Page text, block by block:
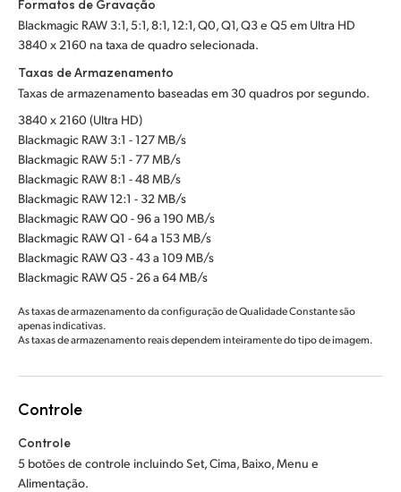
Formatos de Gravação
Blackmagic RAW 3:1, 5:1, 8:1, 12:1, Q0, Q1, Q3 e Q5 em Ultra HD
3840 x 2160 na taxa de quadro selecionada.
Taxas de Armazenamento
Taxas de armazenamento baseadas em 30 quadros por segundo.
3840 x 2160 (Ultra HD)
Blackmagic RAW 3:1 - 127 MB/s
Blackmagic RAW 5:1 - 77 MB/s
Blackmagic RAW 8:1 - 48 MB/s
Blackmagic RAW 12:1 - 32 MB/s
Blackmagic RAW Q0 - 96 a 190 MB/s
Blackmagic RAW Q1 - 64 a 153 MB/s
Blackmagic RAW Q3 - 43 a 109 MB/s
Blackmagic RAW Q5 - 26 a 64 MB/s
As taxas de armazenamento da configuração de Qualidade Constante são
apenas indicativas.
As taxas de armazenamento reais dependem inteiramente do tipo de imagem.
Controle
Controle
5 botões de controle incluindo Set, Cima, Baixo, Menu e
Alimentação.